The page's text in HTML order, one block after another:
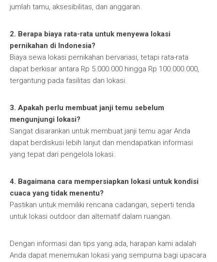
jumlah tamu, aksesibilitas, dan anggaran.
2. Berapa biaya rata-rata untuk menyewa lokasi
pernikahan di Indonesia?
Biaya sewa lokasi pernikahan bervariasi, tetapi rata-rata
dapat berkisar antara Rp 5.000.000 hingga Rp 100.000.000,
tergantung pada fasilitas dan lokasi.
3. Apakah perlu membuat janji temu sebelum
mengunjungi lokasi?
Sangat disarankan untuk membuat janji temu agar Anda
dapat berdiskusi lebih lanjut dan mendapatkan informasi
yang tepat dari pengelola lokasi.
4. Bagaimana cara mempersiapkan lokasi untuk kondisi
cuaca yang tidak menentu?
Pastikan untuk memiliki rencana cadangan, seperti tenda
untuk lokasi outdoor dan alternatif dalam ruangan.
Dengan informasi dan tips yang ada, harapan kami adalah
Anda dapat menemukan lokasi yang sempurna bagi upacara